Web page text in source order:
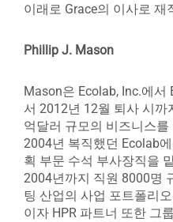
이래로 Grace의 이사로 재
Phillip J. Mason
Mason은 Ecolab, Inc.에서
서 2012년 12월 퇴사 시
억달러 규모의 비즈니스
2004년 복직했던 Ecolab
획 부문 수석 부사장직을
2004년까지 직원 8000명
팅 산업의 사업 포트폴리
이자 HPR 파트너 또한 그